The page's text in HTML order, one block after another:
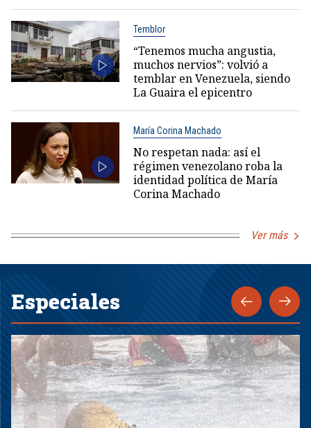
Temblor
“Tenemos mucha angustia,
muchos nervios”: volvió a
temblar en Venezuela, siendo
La Guaira el epicentro
María Corina Machado
No respetan nada: así el
régimen venezolano roba la
identidad política de María
Corina Machado
Ver más
Especiales